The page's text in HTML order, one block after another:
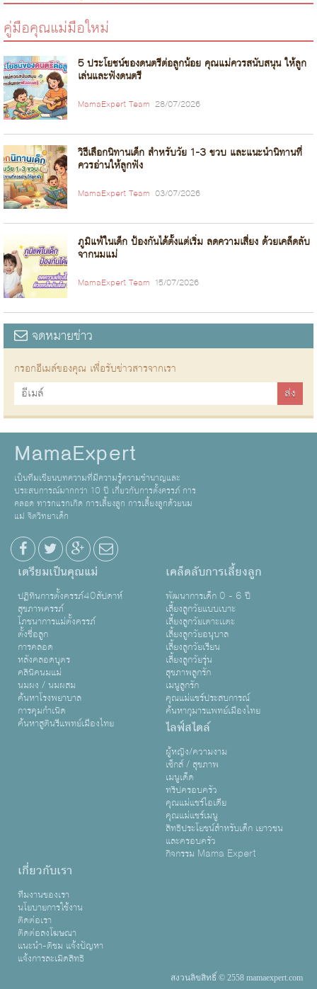
คู่มือคุณแม่มือใหม่
5 ประโยชน์ของดนตรีต่อลูกน้อย คุณแม่ควรสนับสนุน ให้ลูก
เล่นและฟังดนตรี
MamaExpert Team 28/07/2026
วิธีเลือกนิทานเด็ก สำหรับวัย 1-3 ขวบ และแนะนำนิทานที่
ควรอ่านให้ลูกฟัง
MamaExpert Team 03/07/2026
ภูมิแพ้ในเด็ก ป้องกันได้ตั้งแต่เริ่ม ลดความเสี่ยง ด้วยเคล็ดลับ
จากนมแม่
MamaExpert Team 15/07/2026
จดหมายข่าว
กรอกอีเมล์ของคุณ เพื่อรับข่าวสารจากเรา
MamaExpert
เป็นทีมเขียนบทความที่มีความรู้ความชำนาญและ
ประสบการณ์มากกว่า 10 ปี เกี่ยวกับการตั้งครรภ์ การ
คลอด ทารกแรกเกิด การเลี้ยงลูก การเลี้ยงลูกด้วยนม
แม่ จิตวิทยาเด็ก
เตรียมเป็นคุณแม่
ปฏิทินการตั้งครรภ์40สัปดาห์
สุขภาพครรภ์
โภชนาการแม่ตั้งครรภ์
ตั้งชื่อลูก
การคลอด
หลังคลอดบุตร
คลินิคนมแม่
นมผง / นมผสม
ค้นหาโรงพยาบาล
การคุมกำเนิด
ค้นหาสูตินรีแพทย์เมืองไทย
เคล็ดลับการเลี้ยงลูก
พัฒนาการเด็ก 0 - 6 ปี
เลี้ยงลูกวัยแบบเบาะ
เลี้ยงลูกวัยเตาะเเตะ
เลี้ยงลูกวัยอนุบาล
เลี้ยงลูกวัยเรียน
เลี้ยงลูกวัยรุ่น
สุขภาพลูกรัก
เมนูลูกรัก
คุณแม่แชร์ประสบการณ์
ค้นหากุมารแพทย์เมืองไทย
ไลฟ์สไตล์
ผู้หญิง/ความงาม
เซ็กส์ / สุขภาพ
เมนูเด็ด
ทริปครอบครัว
คุณแม่แชร์ไอเดีย
คุณแม่แชร์เมนู
สิทธิประโยชน์สำหรับเด็ก เยาวชน
และครอบครัว
กิจกรรม Mama Expert
เกี่ยวกับเรา
ทีมงานของเรา
นโยบายการใช้งาน
ติดต่อเรา
ติดต่อลงโฆษณา
แนะนำ-ติชม แจ้งปัญหา
แจ้งการละเมิดสิทธิ
สงวนลิขสิทธิ์ © 2558 mamaexpert.com